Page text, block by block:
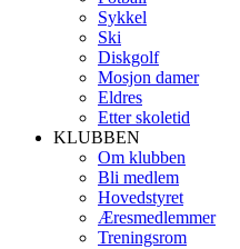
Sykkel
Ski
Diskgolf
Mosjon damer
Eldres
Etter skoletid
KLUBBEN
Om klubben
Bli medlem
Hovedstyret
Æresmedlemmer
Treningsrom